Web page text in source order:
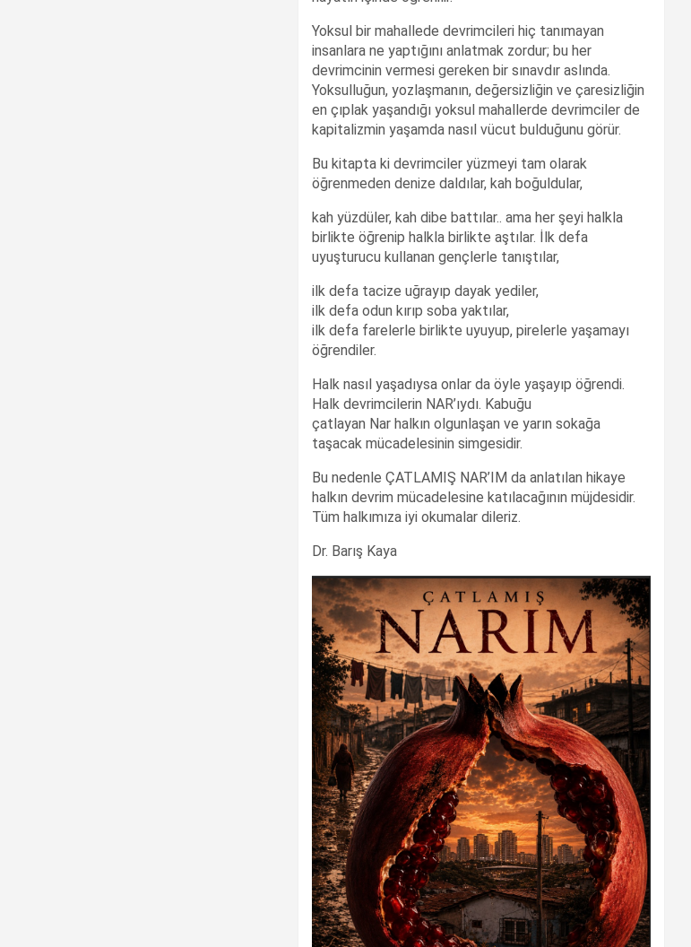
Yoksul bir mahallede devrimcileri hiç tanımayan
insanlara ne yaptığını anlatmak zordur; bu her
devrimcinin vermesi gereken bir sınavdır aslında.
Yoksulluğun, yozlaşmanın, değersizliğin ve çaresizliğin
en çıplak yaşandığı yoksul mahallerde devrimciler de
kapitalizmin yaşamda nasıl vücut bulduğunu görür.
Bu kitapta ki devrimciler yüzmeyi tam olarak
öğrenmeden denize daldılar, kah boğuldular,
kah yüzdüler, kah dibe battılar.. ama her şeyi halkla
birlikte öğrenip halkla birlikte aştılar. İlk defa
uyuşturucu kullanan gençlerle tanıştılar,
ilk defa tacize uğrayıp dayak yediler,
ilk defa odun kırıp soba yaktılar,
ilk defa farelerle birlikte uyuyup, pirelerle yaşamayı
öğrendiler.
Halk nasıl yaşadıysa onlar da öyle yaşayıp öğrendi.
Halk devrimcilerin NAR’ıydı. Kabuğu
çatlayan Nar halkın olgunlaşan ve yarın sokağa
taşacak mücadelesinin simgesidir.
Bu nedenle ÇATLAMIŞ NAR’IM da anlatılan hikaye
halkın devrim mücadelesine katılacağının müjdesidir.
Tüm halkımıza iyi okumalar dileriz.
Dr. Barış Kaya